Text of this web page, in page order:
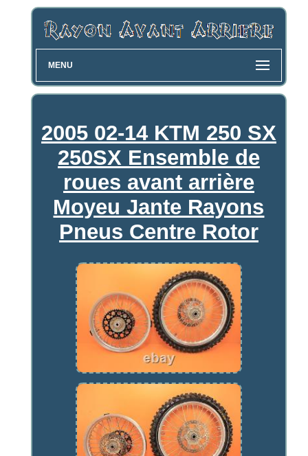
MENU
2005 02-14 KTM 250 SX
250SX Ensemble de
roues avant arrière
Moyeu Jante Rayons
Pneus Centre Rotor